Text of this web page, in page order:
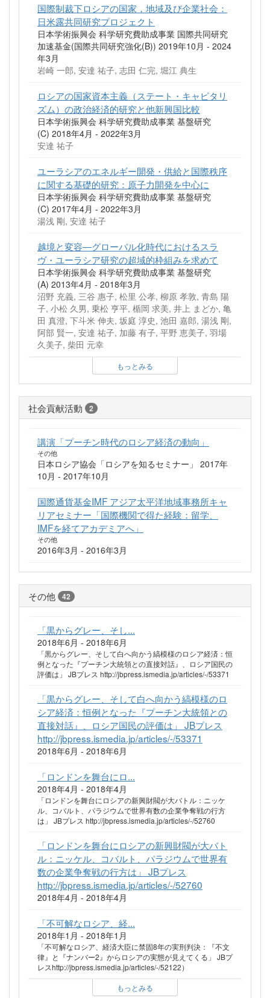
国際制裁下ロシアの国家，地域及び企業社会：
日米露共同研究プロジェクト
日本学術振興会 科学研究費助成事業 国際共同研究
加速基金(国際共同研究強化(B)) 2019年10月 - 2024
年3月
岩崎 一郎, 安達 祐子, 志田 仁完, 堀江 典生
ロシアの国家資本主義（ステート・キャピタリ
ズム）の政治経済的研究と他新興国比較
日本学術振興会 科学研究費助成事業 基盤研究
(C) 2018年4月 - 2022年3月
安達 祐子
ユーラシアのエネルギー開発・供給と国際秩序
に関する基礎的研究：原子力開発を中心に
日本学術振興会 科学研究費助成事業 基盤研究
(C) 2017年4月 - 2022年3月
湯浅 剛, 安達 祐子
越境と変容―グローバル化時代におけるスラ
ヴ・ユーラシア研究の超域的枠組みを求めて
日本学術振興会 科学研究費助成事業 基盤研究
(A) 2013年4月 - 2018年3月
沼野 充義, 三谷 惠子, 松里 公孝, 柳原 孝敦, 青島 陽
子, 小松 久男, 乗松 亨平, 楯岡 求美, 井上 まどか, 亀
田 真澄, 下斗米 伸夫, 坂庭 淳史, 池田 嘉郎, 湯浅 剛,
阿部 賢一, 安達 祐子, 加藤 有子, 平野 恵美子, 羽場
久美子, 柴田 元幸
もっとみる
社会貢献活動 2
講演「プーチン時代のロシア経済の動向」
その他
日本ロシア協会「ロシアを知るセミナー」 2017年
10月 - 2017年10月
国際通貨基金IMF アジア太平洋地域事務所キャ
リアセミナー「国際機関で得た経験：留学、
IMFを経てアカデミアへ」
その他
2016年3月 - 2016年3月
その他 42
「黒からグレー、そし...
2018年6月 - 2018年6月
「黒からグレー、そして白へ向かう縞模様のロシア経済：恒
例となった『プーチン大統領との直接対話』、ロシア国民の
評価は」 JBプレス http://jbpress.ismedia.jp/articles/-/53371
「黒からグレー、そして白へ向かう縞模様のロ
シア経済：恒例となった『プーチン大統領との
直接対話』、ロシア国民の評価は」 JBプレス
http://jbpress.ismedia.jp/articles/-/53371
2018年6月 - 2018年6月
「ロンドンを舞台にロ...
2018年4月 - 2018年4月
「ロンドンを舞台にロシアの新興財閥が大バトル：ニッケ
ル、コバルト、パラジウムで世界有数の企業争奪戦の行方
は」 JBプレス http://jbpress.ismedia.jp/articles/-/52760
「ロンドンを舞台にロシアの新興財閥が大バト
ル：ニッケル、コバルト、パラジウムで世界有
数の企業争奪戦の行方は」 JBプレス
http://jbpress.ismedia.jp/articles/-/52760
2018年4月 - 2018年4月
「不可解なロシア、経...
2018年1月 - 2018年1月
「不可解なロシア、経済大臣に禁固8年の実刑判決：『不文
律』と『ナンバー2』からロシアの実態が見えてくる」 JBプ
レスhttp://jbpress.ismedia.jp/articles/-/52122）
もっとみる